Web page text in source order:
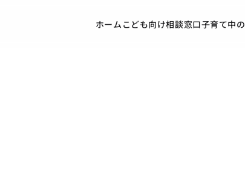
ホーム こども向け相談窓口子育て中